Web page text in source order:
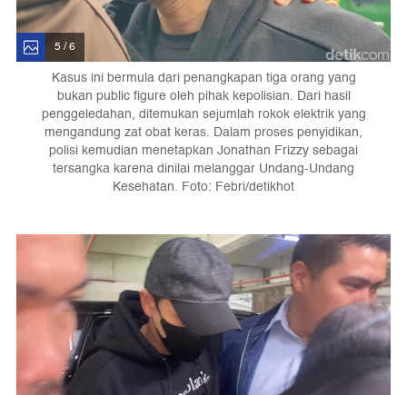
5 / 6
Kasus ini bermula dari penangkapan tiga orang yang
bukan public figure oleh pihak kepolisian. Dari hasil
penggeledahan, ditemukan sejumlah rokok elektrik yang
mengandung zat obat keras. Dalam proses penyidikan,
polisi kemudian menetapkan Jonathan Frizzy sebagai
tersangka karena dinilai melanggar Undang-Undang
Kesehatan. Foto: Febri/detikhot